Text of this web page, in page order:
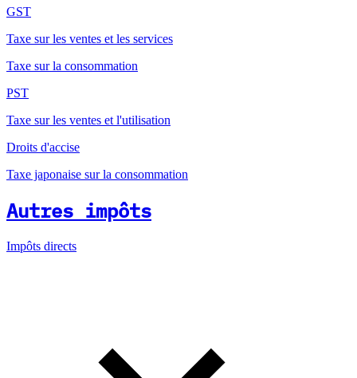
GST
Taxe sur les ventes et les services
Taxe sur la consommation
PST
Taxe sur les ventes et l'utilisation
Droits d'accise
Taxe japonaise sur la consommation
Autres impôts
Impôts directs